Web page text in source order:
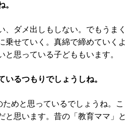
。
、ダメ出しもしない。でもうまく
乗せていく。真綿で締めていくよ
と思っている子どももいます。
るつもりでしょうしね。
ためと思っているでしょうね。こ
と思います。昔の「教育ママ」と